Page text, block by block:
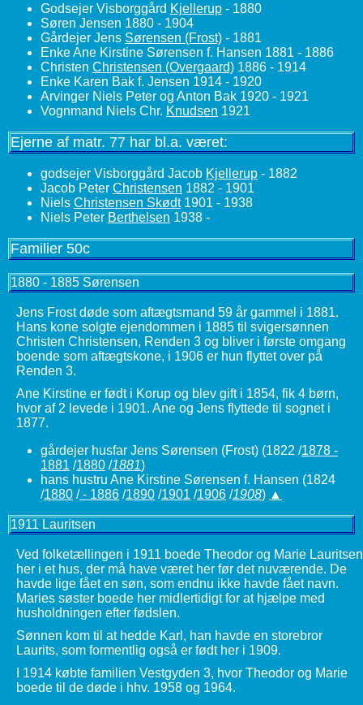
Godsejer Visborggård Kjellerup - 1880
Søren Jensen 1880 - 1904
Gårdejer Jens Sørensen (Frost) - 1881
Enke Ane Kirstine Sørensen f. Hansen 1881 - 1886
Christen Christensen (Overgaard) 1886 - 1914
Enke Karen Bak f. Jensen 1914 - 1920
Arvinger Niels Peter og Anton Bak 1920 - 1921
Vognmand Niels Chr. Knudsen 1921
Ejerne af matr. 77 har bl.a. været:
godsejer Visborggård Jacob Kjellerup - 1882
Jacob Peter Christensen 1882 - 1901
Niels Christensen Skødt1901 - 1938
Niels Peter Berthelsen 1938 -
Familier 50c
1880 - 1885 Sørensen
Jens Frost døde som aftægtsmand 59 år gammel i 1881.
Hans kone solgte ejendommen i 1885 til svigersønnen
Christen Christensen, Renden 3 og bliver i første omgang
boende som aftægtskone, i 1906 er hun flyttet over på
Renden 3.
Ane Kirstine er født i Korup og blev gift i 1854, fik 4 børn,
hvor af 2 levede i 1901. Ane og Jens flyttede til sognet i
1877.
gårdejer husfar Jens Sørensen (Frost) (1822 /1878 -
1881 /1880 /1881)
hans hustru Ane Kirstine Sørensen f. Hansen (1824
/1880 /- 1886 /1890 /1901 /1906 /1908) ▲
1911 Lauritsen
Ved folketællingen i 1911 boede Theodor og Marie Lauritsen
her i et hus, der må have været her før det nuværende. De
havde lige fået en søn, som endnu ikke havde fået navn.
Maries søster boede her midlertidigt for at hjælpe med
husholdningen efter fødslen.
Sønnen kom til at hedde Karl, han havde en storebror
Laurits, som formentlig også er født her i 1909.
I 1914 købte familien Vestgyden 3, hvor Theodor og Marie
boede til de døde i hhv. 1958 og 1964.